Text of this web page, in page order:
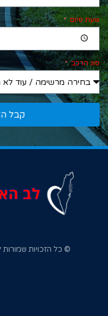
שעת סיום
סוג הרכב
קבל
© כל הזכויות